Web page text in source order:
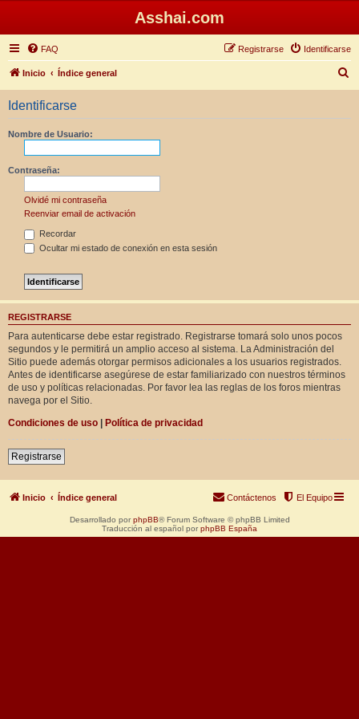
Asshai.com
FAQ Identificarse
Registrarse
Inicio Índice general
u
Identificarse
Nombre de Usuario:
Contraseña:
Olvidé mi contraseña
Reenviar email de activación
Recordar
Ocultar mi estado de conexión en esta sesión
REGISTRARSE
Para autenticarse debe estar registrado. Registrarse tomará solo unos pocos
segundos y le permitirá un amplio acceso al sistema. La Administración del
Sitio puede además otorgar permisos adicionales a los usuarios registrados.
Antes de identificarse asegúrese de estar familiarizado con nuestros términos
de uso y políticas relacionadas. Por favor lea las reglas de los foros mientras
navega por el Sitio.
Condiciones de uso | Política de privacidad
Registrarse
Inicio Índice general El Equipo
Contáctenos
Desarrollado por phpBB® Forum Software © phpBB Limited
Traducción al español por phpBB España